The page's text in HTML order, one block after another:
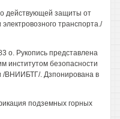
действующей защиты от
транспорта./
о. Рукопись представлена
институтом безопасности
/ВНИИБТГ/. Дзпонирована в
подземных горных